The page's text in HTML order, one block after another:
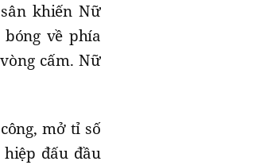
khiến Nữ
về phía
cấm. Nữ
mở tỉ số
đấu đầu